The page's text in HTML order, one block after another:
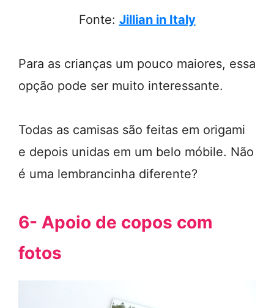
Fonte: Jillian in Italy
Para as crianças um pouco maiores, essa
opção pode ser muito interessante.
Todas as camisas são feitas em origami
e depois unidas em um belo móbile. Não
é uma lembrancinha diferente?
6- Apoio de copos com
fotos